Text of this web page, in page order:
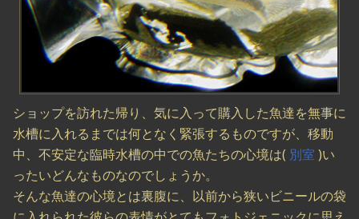
ショップを訪れた帰り、気に入って購入した魚達を無事に
水槽に入れるまでは何となく緊張するものですが、移動
中、不安定な臨時水槽の中での魚たちの心境は( 別室 )い
ったいどんなものなのでしょうか。
そんな魚達の心境とは裏腹に、以前から狭いビニールの袋